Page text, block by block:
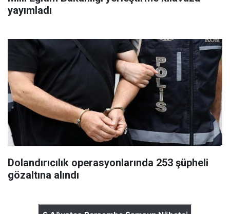
yayımladı
Dolandırıcılık operasyonlarında 253 şüpheli
gözaltına alındı